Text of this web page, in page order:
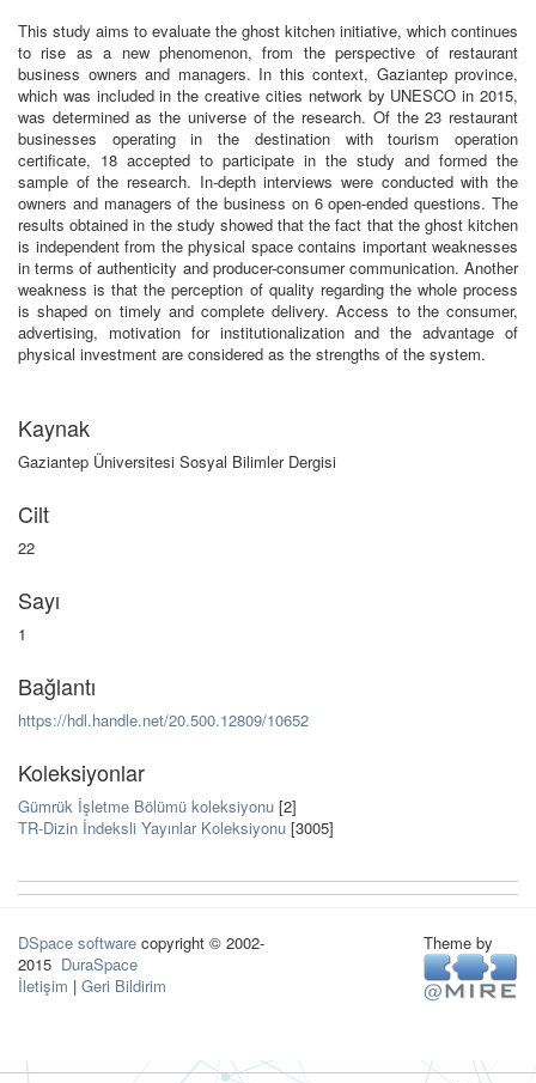
This study aims to evaluate the ghost kitchen initiative, which continues
to rise as a new phenomenon, from the perspective of restaurant
business owners and managers. In this context, Gaziantep province,
which was included in the creative cities network by UNESCO in 2015,
was determined as the universe of the research. Of the 23 restaurant
businesses operating in the destination with tourism operation
certificate, 18 accepted to participate in the study and formed the
sample of the research. In-depth interviews were conducted with the
owners and managers of the business on 6 open-ended questions. The
results obtained in the study showed that the fact that the ghost kitchen
is independent from the physical space contains important weaknesses
in terms of authenticity and producer-consumer communication. Another
weakness is that the perception of quality regarding the whole process
is shaped on timely and complete delivery. Access to the consumer,
advertising, motivation for institutionalization and the advantage of
physical investment are considered as the strengths of the system.
Kaynak
Gaziantep Üniversitesi Sosyal Bilimler Dergisi
Cilt
22
Sayı
1
Bağlantı
https://hdl.handle.net/20.500.12809/10652
Koleksiyonlar
Gümrük İşletme Bölümü koleksiyonu [2]
TR-Dizin İndeksli Yayınlar Koleksiyonu [3005]
DSpace software copyright © 2002-
2015 DuraSpace
İletişim | Geri Bildirim
Theme by